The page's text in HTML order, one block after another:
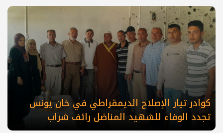
كوادر تيار الإصلاح الديمقراطي في خان يونس
تجدد الوفاء للشهيد المناضل رائف شراب